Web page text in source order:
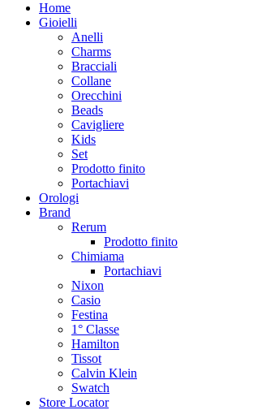
Home
Gioielli
Anelli
Charms
Bracciali
Collane
Orecchini
Beads
Cavigliere
Kids
Set
Prodotto finito
Portachiavi
Orologi
Brand
Rerum
Prodotto finito
Chimiama
Portachiavi
Nixon
Casio
Festina
1° Classe
Hamilton
Tissot
Calvin Klein
Swatch
Store Locator